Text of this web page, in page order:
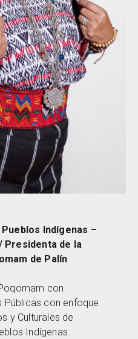
Indígenas –
Presidenta de la
de Palín
con
Públicas con enfoque
y Culturales de
Indígenas.